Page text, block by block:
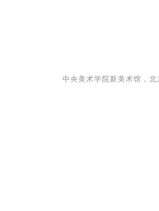
中央美术学院新美术馆，